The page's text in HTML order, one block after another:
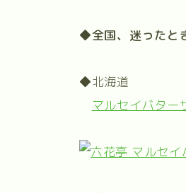
◆全国、迷ったと
◆北海道
マルセイバター